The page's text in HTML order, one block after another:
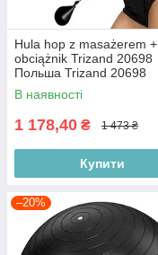
Hula hop z masażerem +
obciążnik Trizand 20698
Польша Trizand 20698
В наявності
1 178,40 ₴ 1 473 ₴
Купити
–20%